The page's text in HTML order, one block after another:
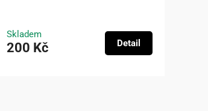
Skladem
200 Kč Detail